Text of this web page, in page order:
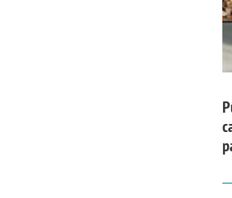
comunicazione crea un brand
«Marketing e prodotto devono